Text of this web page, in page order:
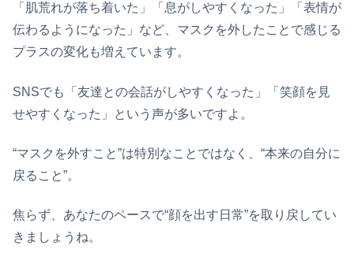
「肌荒れが落ち着いた」「息がしやすくなった」「表情が
伝わるようになった」など、マスクを外したことで感じる
プラスの変化も増えています。
SNSでも「友達との会話がしやすくなった」「笑顔を見
せやすくなった」という声が多いですよ。
“マスクを外すこと”は特別なことではなく、“本来の自分に
戻ること”。
焦らず、あなたのペースで“顔を出す日常”を取り戻してい
きましょうね。